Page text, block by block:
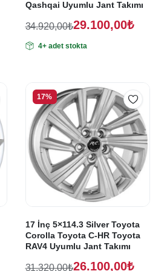
Qashqai Uyumlu Jant Takımı
34.920,00₺
Orijinal
fiyat:
29.100,00₺
Şu
andaki
4+ adet stokta
17%
17 İnç 5×114.3 Silver Toyota
Corolla Toyota C-HR Toyota
RAV4 Uyumlu Jant Takımı
31.320,00₺26.100,00₺